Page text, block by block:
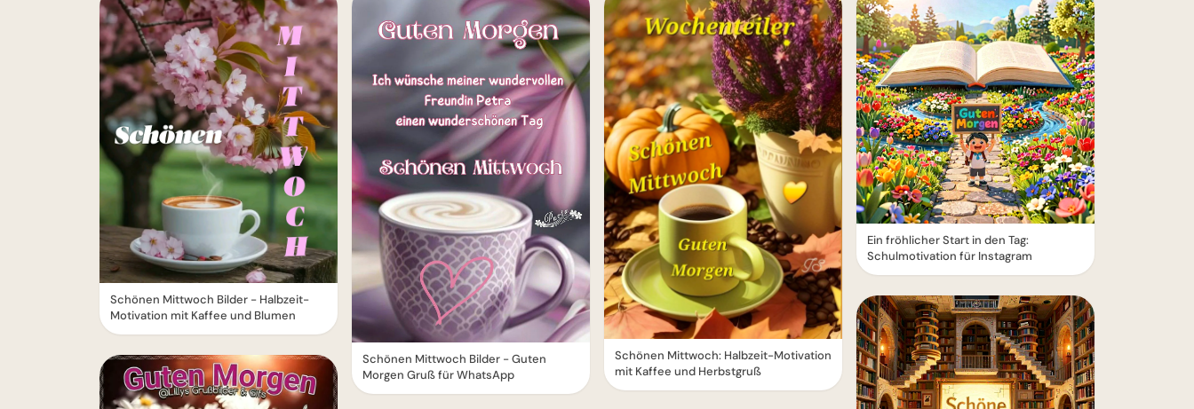
Schönen Mittwoch Bilder - Halbzeit-
Motivation mit Kaffee und Blumen
Schönen Mittwoch Bilder - Guten
Morgen Gruß für WhatsApp
Schönen Mittwoch: Halbzeit-Motivation
mit Kaffee und Herbstgruß
Ein fröhlicher Start in den Tag:
Schulmotivation für Instagram